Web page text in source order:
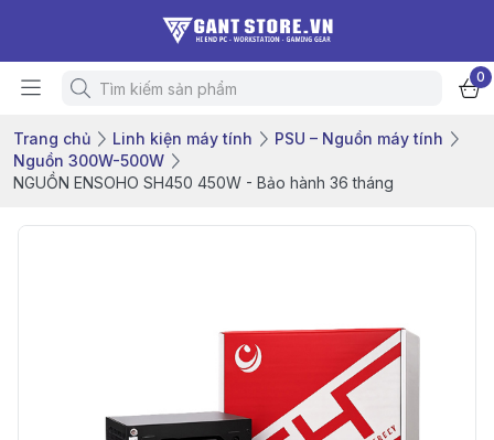
0
Trang chủ Linh kiện máy tính
PSU – Nguồn máy tính
Nguồn 300W-500W
NGUỒN ENSOHO SH450 450W - Bảo hành 36 tháng